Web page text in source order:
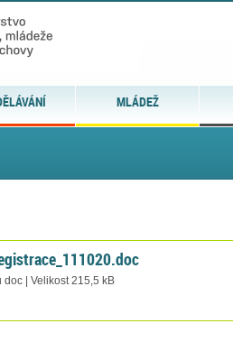
MLÁDEŽ
doc | Velikost 215,5 kB